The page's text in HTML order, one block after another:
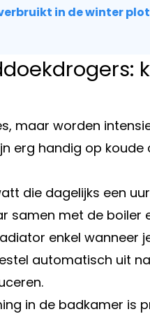
in de winter
maar worden
erg handig op
die dagelijks een
samen met de
enkel wanneer
automatisch uit
in de badkamer is